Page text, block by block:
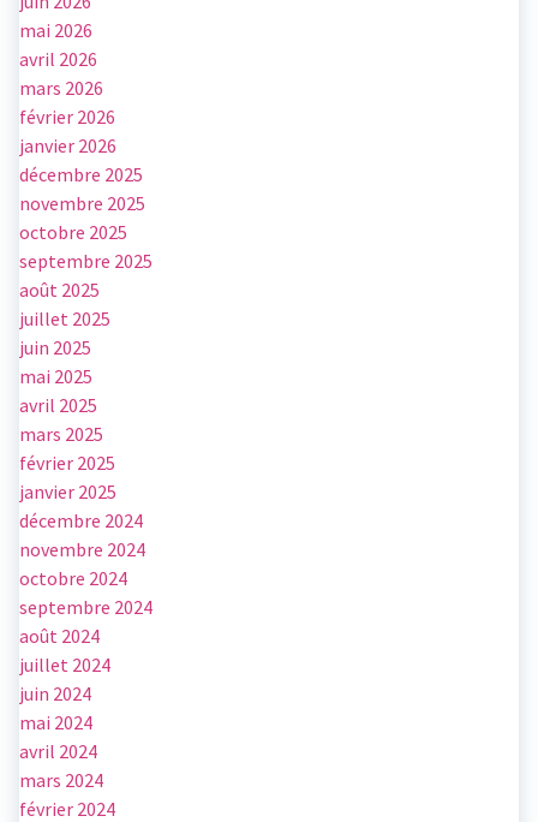
mai 2026
avril 2026
mars 2026
février 2026
janvier 2026
décembre 2025
novembre 2025
octobre 2025
septembre 2025
août 2025
juillet 2025
juin 2025
mai 2025
avril 2025
mars 2025
février 2025
janvier 2025
décembre 2024
novembre 2024
octobre 2024
septembre 2024
août 2024
juillet 2024
juin 2024
mai 2024
avril 2024
mars 2024
février 2024